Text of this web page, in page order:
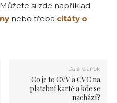
Můžete si zde například
nebo třeba citáty o
Další článek
Co je to CVV a CVC na
platební kartě a kde se
nachází?